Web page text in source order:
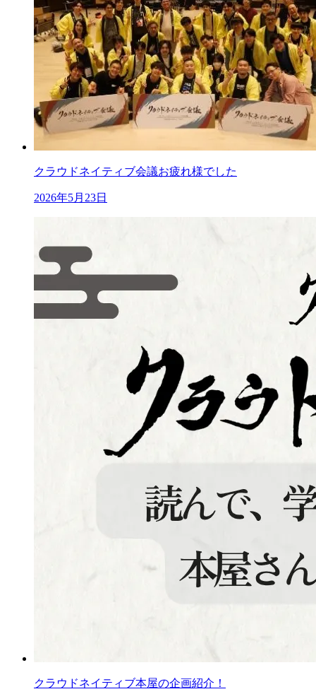
クラウドネイティブ会議お疲れ様でした
2026年5月23日
クラウドネイティブ本屋の企画紹介！